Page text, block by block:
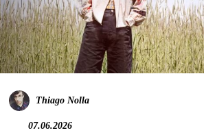
Thiago Nolla
07.06.2026